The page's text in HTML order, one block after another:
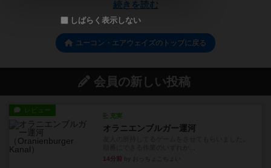
続きを読む
ユーコン・エアウェイズのトップに戻る
会員の新しい投稿
レビュー
充実
オラニエンブルガー運河
14分前
しばらく表示しない